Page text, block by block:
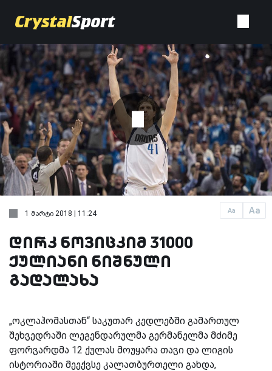
Aa Aa
1 მარტი 2018 | 11:24
დირკ ნოვიცკიმ 31000
ქულიანი ნიშნული
გადალახა
„ოკლაჰომასთან“ საკუთარ კედლებში გამართულ
შეხვედრაში ლეგენდარულმა გერმანელმა მძიმე
ფორვარდმა 12 ქულას მოუყარა თავი და ლიგის
ისტორიაში მეექვსე კალათბურთელი გახდა,